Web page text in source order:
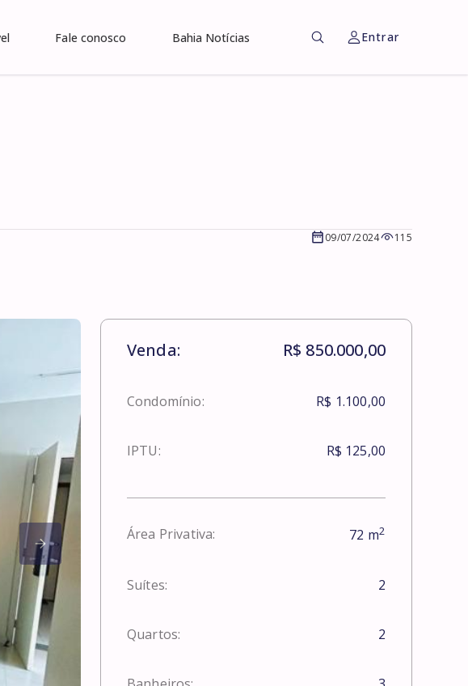
Fale conosco Bahia Notícias Entrar
09/07/2024 115
Venda: R$ 850.000,00
Condomínio: R$ 1.100,00
IPTU: R$ 125,00
Área Privativa: 72 m2
Suítes: 2
Quartos: 2